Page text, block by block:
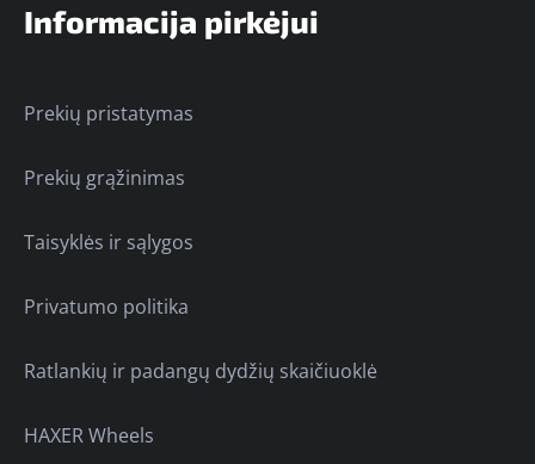
Informacija pirkėjui
Prekių pristatymas
Prekių grąžinimas
Taisyklės ir sąlygos
Privatumo politika
Ratlankių ir padangų dydžių skaičiuoklė
HAXER Wheels